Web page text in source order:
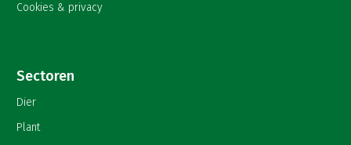
Cookies & privacy
Sectoren
Dier
Plant